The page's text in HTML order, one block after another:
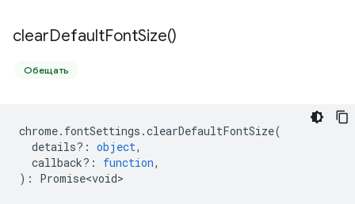
clearDefaultFontSize()
Обещать
chrome. fontSettings .clearDefaultFontSize(
details? : object,
callback? : function,
) : Promise<void>